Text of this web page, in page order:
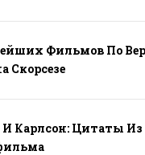
Фильмов По
Скорсезе
Карлсон: Цитаты Из